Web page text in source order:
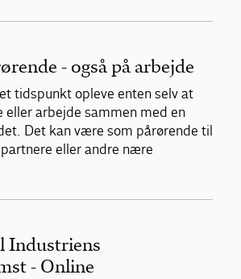
- også på arbejde
tidspunkt opleve enten selv at
arbejde sammen med en
Det kan være som pårørende til
eller andre nære
Industriens
- Online